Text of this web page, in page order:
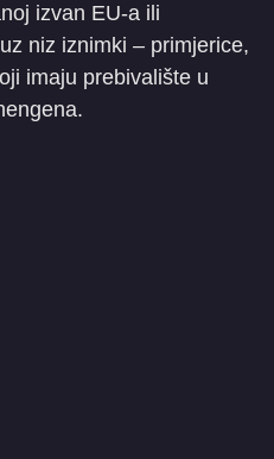
izvan EU-a ili
niz iznimki – primjerice,
imaju prebivalište u